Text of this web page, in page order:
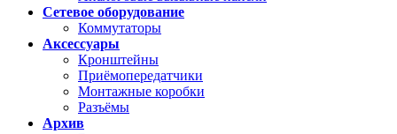
Сетевое оборудование
Коммутаторы
Аксессуары
Кронштейны
Приёмопередатчики
Монтажные коробки
Разъёмы
Архив